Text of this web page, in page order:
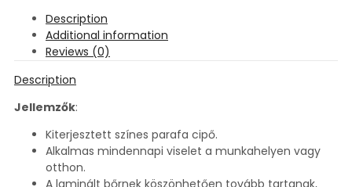
Description
Additional information
Reviews (0)
Description
Jellemzők:
Kiterjesztett színes parafa cipő.
Alkalmas mindennapi viselet a munkahelyen vagy
otthon.
A laminált bőrnek köszönhetően tovább tartanak,